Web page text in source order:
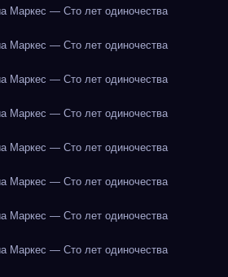
Маркес — Сто лет одиночества
Маркес — Сто лет одиночества
Маркес — Сто лет одиночества
Маркес — Сто лет одиночества
Маркес — Сто лет одиночества
Маркес — Сто лет одиночества
Маркес — Сто лет одиночества
Маркес — Сто лет одиночества